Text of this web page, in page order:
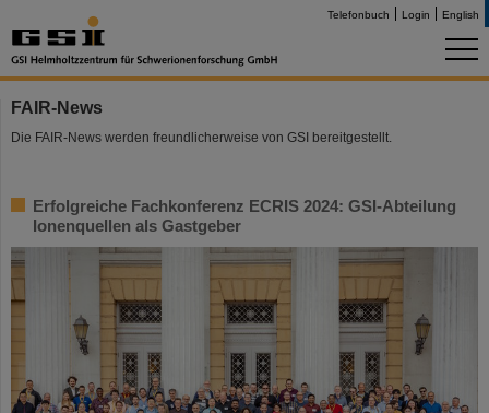
Telefonbuch Login English
FAIR-News
Die FAIR-News werden freundlicherweise von GSI bereitgestellt.
Erfolgreiche Fachkonferenz ECRIS 2024: GSI-Abteilung
Ionenquellen als Gastgeber